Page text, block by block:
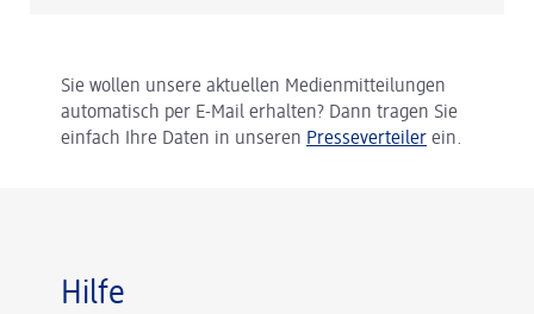
Sie wollen unsere aktuellen Medienmitteilungen
automatisch per E-Mail erhalten? Dann tragen Sie
einfach Ihre Daten in unseren Presseverteiler ein.
Hilfe